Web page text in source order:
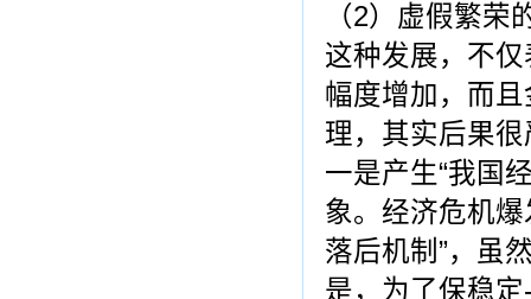
（2）虚假繁荣
这种发展，不
幅度增加，而
理，其实后果
一是产生“我国
象。经济危机
落后机制”，虽
是，为了保稳